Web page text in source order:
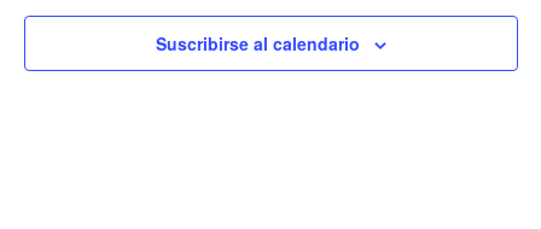
Suscribirse al calendario